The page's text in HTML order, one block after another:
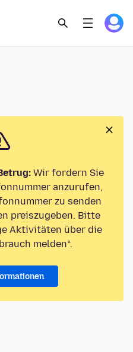
Wir fordern Sie
anzurufen,
zu senden
preiszugeben. Bitte
Aktivitäten über die
melden“.